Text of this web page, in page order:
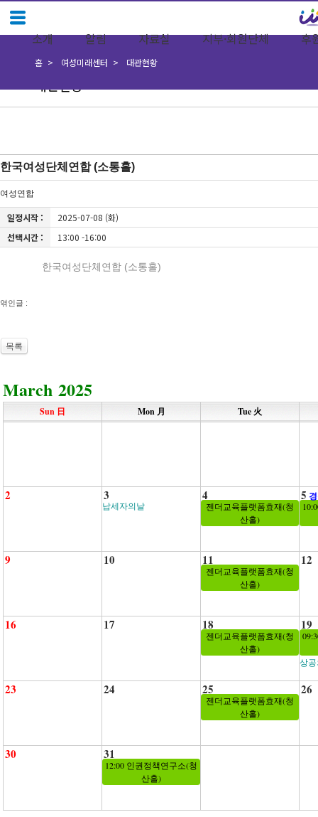
소개 알림 자료실 지부·회원단체 후
대관현황
홈 여성미래센터 대관현황
한국여성단체연합 (소통홀)
여성연합
일정시작 :
2025-07-08 (화)
선택시간 :
13:00 -16:00
한국여성단체연합 (소통홀)
엮인글 :
목록
March 2025
Sun 日 Mon 月 Tue 火
2 3
납세자의날
4
젠더교육플랫폼효재(청
산홀)
5
9 10 11
젠더교육플랫폼효재(청
산홀)
12
16 17 18
젠더교육플랫폼효재(청
산홀)
19
상
23 24 25
젠더교육플랫폼효재(청
산홀)
26
30 31
12:00 인권정책연구소(청
산홀)